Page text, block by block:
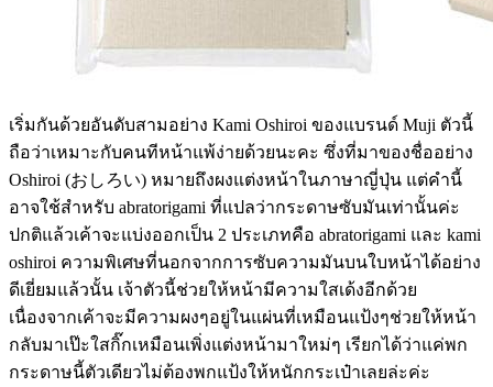
เริ่มกันด้วยอันดับสามอย่าง Kami Oshiroi ของแบรนด์ Muji ตัวนี้
ถือว่าเหมาะกับคนทีหน้าแพ้ง่ายด้วยนะคะ ซึ่งที่มาของชื่ออย่าง
Oshiroi (おしろい) หมายถึงผงแต่งหน้าในภาษาญี่ปุ่น แต่คำนี้
อาจใช้สำหรับ abratorigami ที่แปลว่ากระดาษซับมันเท่านั้นค่ะ
ปกติแล้วเค้าจะแบ่งออกเป็น 2 ประเภทคือ abratorigami และ kami
oshiroi ความพิเศษที่นอกจากการซับความมันบนใบหน้าได้อย่าง
ดีเยี่ยมแล้วนั้น เจ้าตัวนี้ช่วยให้หน้ามีความใสเด้งอีกด้วย
เนื่องจากเค้าจะมีความผงๆอยู่ในแผ่นที่เหมือนแป้งๆช่วยให้หน้า
กลับมาเป๊ะใสกิ๊กเหมือนเพิ่งแต่งหน้ามาใหม่ๆ เรียกได้ว่าแค่พก
กระดาษนี้ตัวเดียวไม่ต้องพกแป้งให้หนักกระเป๋าเลยล่ะค่ะ